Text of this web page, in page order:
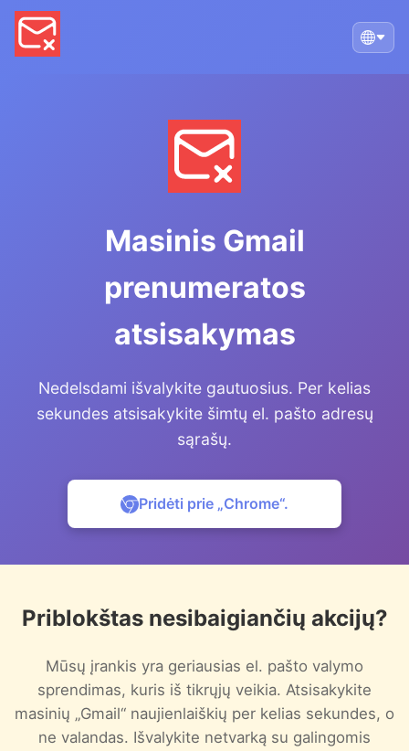
Masinis Gmail
prenumeratos
atsisakymas
Nedelsdami išvalykite gautuosius. Per kelias
sekundes atsisakykite šimtų el. pašto adresų
sąrašų.
Pridėti prie „Chrome“.
Priblokštas nesibaigiančių akcijų?
Mūsų įrankis yra geriausias el. pašto valymo
sprendimas, kuris iš tikrųjų veikia. Atsisakykite
masinių „Gmail“ naujienlaiškių per kelias sekundes, o
ne valandas. Išvalykite netvarką su galingomis